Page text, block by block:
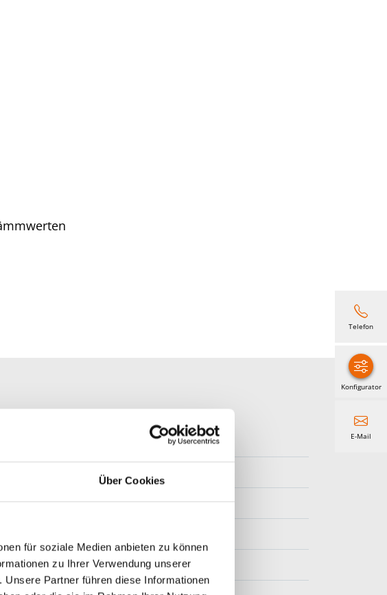
Über Cookies
für soziale Medien anbieten zu können
zu Ihrer Verwendung unserer
Partner führen diese Informationen
Antrieb
Telefon
Konfigurator
E-Mail